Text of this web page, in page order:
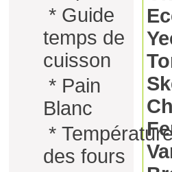
* Guide
temps de
cuisson
* Pain
Blanc
*
des fours